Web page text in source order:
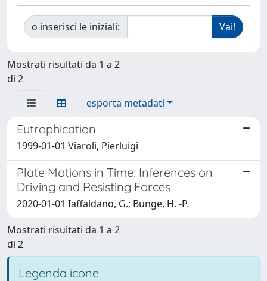
o inserisci le iniziali:
Mostrati risultati da 1 a 2
di 2
esporta metadati
Eutrophication
1999-01-01 Viaroli, Pierluigi
Plate Motions in Time: Inferences on
Driving and Resisting Forces
2020-01-01 Iaffaldano, G.; Bunge, H. -P.
Mostrati risultati da 1 a 2
di 2
Legenda icone